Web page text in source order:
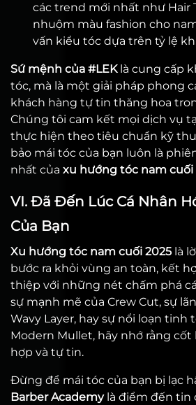
các trend mới nhất như Hair
nhuộm màu fashion cho
vấn kiểu tóc dựa trên tỷ lệ
Sứ mệnh của #LEKlà cung cấp
tóc, mà là một giải pháp phong
khách hàng tự tin thăng hoa
Chúng tôi cam kết mọi dịch vụ
thực hiện theo tiêu chuẩn kỹ
bảo mái tóc của bạn luôn là
nhất của xu hướng tóc nam cuối
VI. Đã Đến Lúc Cá Nhân
Của Bạn
Xu hướng tóc nam cuối 2025 là
bước ra khỏi vùng an toàn, kết
thiệp với những nét chấm phá
sự mạnh mẽ của Crew Cut, sự
Wavy Layer, hay sự nổi loạn tinh
Modern Mullet, hãy nhớ rằng cốt
hợp và tự tin.
Đừng để mái tóc của bạn bị lạc
Barber Academylà điểm đến tin